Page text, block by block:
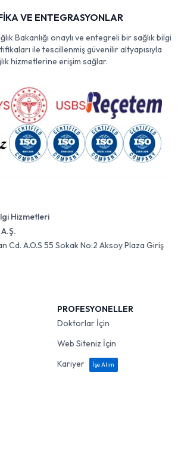
VE ENTEGRASYONLAR
Bakanlığı onaylı ve entegreli bir sağlık bilgi
ile tescillenmiş güvenilir altyapısıyla
hizmetlerine erişim sağlar.
Hizmetleri
Cd. A.O.S 55 Sokak No:2 Aksoy Plaza Giriş
PROFESYONELLER
Doktorlar İçin
Web Siteniz İçin
Kariyer
İşe Alım